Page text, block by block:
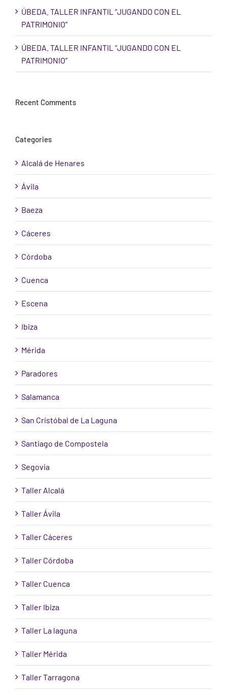
ÚBEDA. TALLER INFANTIL “JUGANDO CON EL
PATRIMONIO”
ÚBEDA. TALLER INFANTIL “JUGANDO CON EL
PATRIMONIO”
Recent Comments
Categories
Alcalá de Henares
Ávila
Baeza
Cáceres
Córdoba
Cuenca
Escena
Ibiza
Mérida
Paradores
Salamanca
San Cristóbal de La Laguna
Santiago de Compostela
Segovia
Taller Alcalá
Taller Ávila
Taller Cáceres
Taller Córdoba
Taller Cuenca
Taller Ibiza
Taller La laguna
Taller Mérida
Taller Tarragona